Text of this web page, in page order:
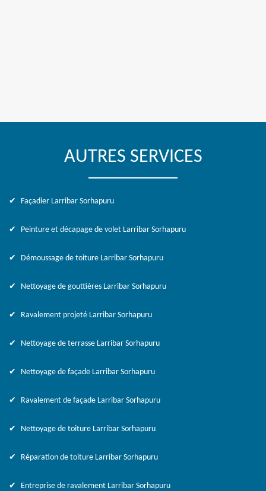
AUTRES SERVICES
Façadier Larribar Sorhapuru
Peinture et décapage de volet Larribar Sorhapuru
Démoussage de toiture Larribar Sorhapuru
Nettoyage de gouttières Larribar Sorhapuru
Ravalement projeté Larribar Sorhapuru
Nettoyage de terrasse Larribar Sorhapuru
Nettoyage de façade Larribar Sorhapuru
Ravalement de façade Larribar Sorhapuru
Nettoyage de toiture Larribar Sorhapuru
Réparation de toiture Larribar Sorhapuru
Entreprise de ravalement Larribar Sorhapuru